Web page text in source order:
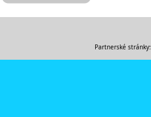
Partnerské stránky: